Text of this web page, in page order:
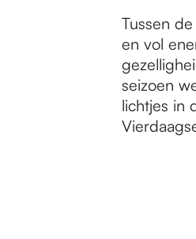
Tussen
en vol
seizoen
lichtjes in